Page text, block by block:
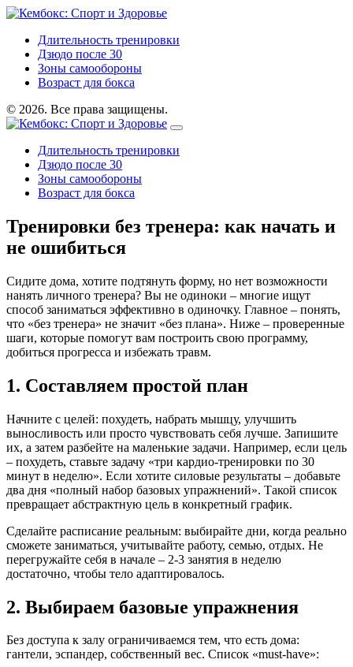
Длительность тренировки
Дзюдо после 30
Зоны самообороны
Возраст для бокса
© 2026. Все права защищены.
Длительность тренировки
Дзюдо после 30
Зоны самообороны
Возраст для бокса
Тренировки без тренера: как начать и
не ошибиться
Сидите дома, хотите подтянуть форму, но нет возможности
нанять личного тренера? Вы не одиноки – многие ищут
способ заниматься эффективно в одиночку. Главное – понять,
что «без тренера» не значит «без плана». Ниже – проверенные
шаги, которые помогут вам построить свою программу,
добиться прогресса и избежать травм.
1. Составляем простой план
Начните с целей: похудеть, набрать мышцу, улучшить
выносливость или просто чувствовать себя лучше. Запишите
их, а затем разбейте на маленькие задачи. Например, если цель
– похудеть, ставьте задачу «три кардио‑тренировки по 30
минут в неделю». Если хотите силовые результаты – добавьте
два дня «полный набор базовых упражнений». Такой список
превращает абстрактную цель в конкретный график.
Сделайте расписание реальным: выбирайте дни, когда реально
сможете заниматься, учитывайте работу, семью, отдых. Не
перегружайте себя в начале – 2‑3 занятия в неделю
достаточно, чтобы тело адаптировалось.
2. Выбираем базовые упражнения
Без доступа к залу ограничиваемся тем, что есть дома:
гантели, эспандер, собственный вес. Список «must‑have»: